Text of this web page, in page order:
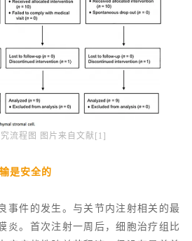
流程图 图片来自文献[1]
是安全的
事件的发生。与关节内注射相关的最
炎。首次注射一周后，细胞治疗组比